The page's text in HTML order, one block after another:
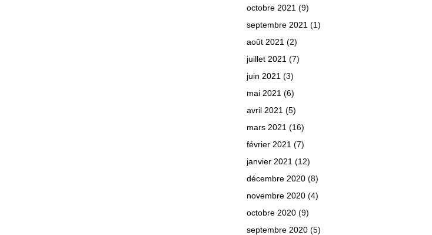
octobre 2021 (9)
septembre 2021 (1)
août 2021 (2)
juillet 2021 (7)
juin 2021 (3)
mai 2021 (6)
avril 2021 (5)
mars 2021 (16)
février 2021 (7)
janvier 2021 (12)
décembre 2020 (8)
novembre 2020 (4)
octobre 2020 (9)
septembre 2020 (5)